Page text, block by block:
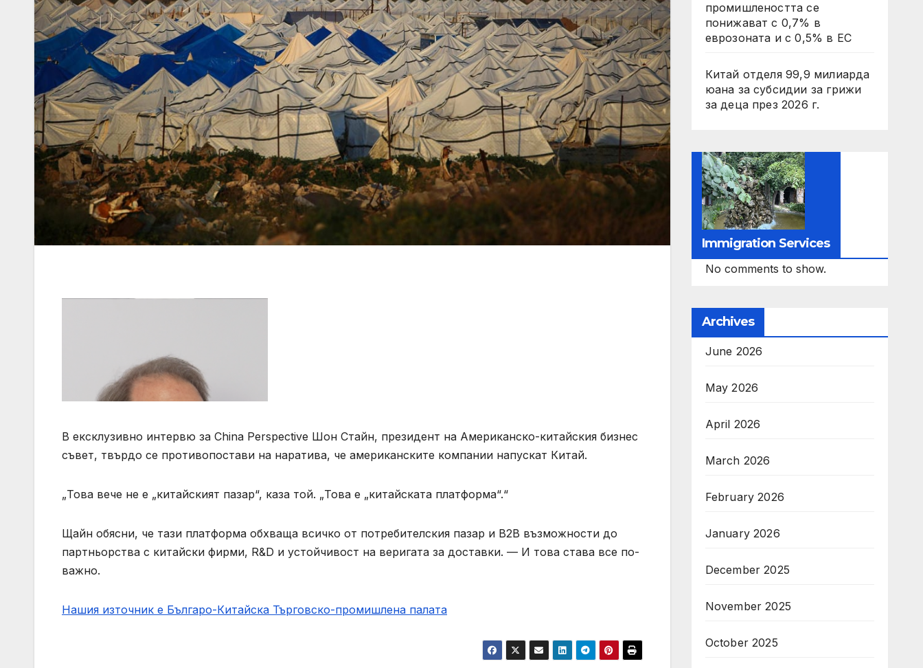
В ексклузивно интервю за China Perspective Шон Стайн, президент на Американско-китайския бизнес
съвет, твърдо се противопостави на наратива, че американските компании напускат Китай.
„Това вече не е „китайският пазар“, каза той. „Това е „китайската платформа“.“
Щайн обясни, че тази платформа обхваща всичко от потребителския пазар и B2B възможности до
партньорства с китайски фирми, R&D и устойчивост на веригата за доставки. — И това става все по-
важно.
Нашия източник е Българо-Китайска Търговско-промишлена палaта
промишлеността се
понижават с 0,7% в
еврозоната и с 0,5% в ЕС
Китай отделя 99,9 милиарда
юана за субсидии за грижи
за деца през 2026 г.
Immigration Services
No comments to show.
Archives
June 2026
May 2026
April 2026
March 2026
February 2026
January 2026
December 2025
November 2025
October 2025